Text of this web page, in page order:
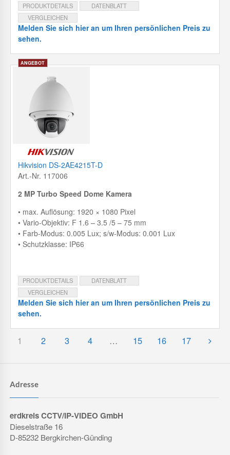
PRODUKTDETAILS
DATENBLATT
VERGLEICHEN
Melden Sie sich hier an um Ihren persönlichen Preis zu
sehen.
Hikvision DS-2AE4215T-D
Art.-Nr. 117006
2 MP Turbo Speed Dome Kamera
• max. Auflösung: 1920 × 1080 Pixel
• Vario-Objektiv: F 1.6 – 3.5 /5 – 75 mm
• Farb-Modus: 0.005 Lux; s/w-Modus: 0.001 Lux
• Schutzklasse: IP66
PRODUKTDETAILS
DATENBLATT
VERGLEICHEN
Melden Sie sich hier an um Ihren persönlichen Preis zu
sehen.
1 2 3 4 … 15 16 17
Adresse
erdkreis CCTV/IP-VIDEO GmbH
Dieselstraße 16
D-85232 Bergkirchen-Günding